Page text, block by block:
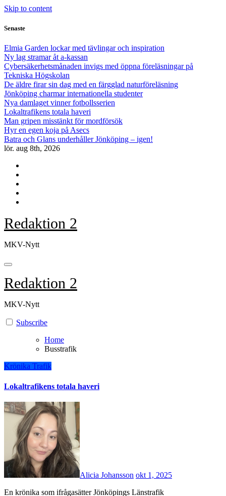
Skip to content
Senaste
Elmia Garden lockar med tävlingar och inspiration
Ny lag stramar åt a-kassan
Cybersäkerhetsmånaden invigs med öppna föreläsningar på
Tekniska Högskolan
De äldre firar sin dag med en färgglad naturföreläsning
Jönköping charmar internationella studenter
Nya damlaget vinner fotbollsserien
Lokaltrafikens totala haveri
Man gripen misstänkt för mordförsök
Hyr en egen koja på Asecs
Batra och Glans underhåller Jönköping – igen!
lör. aug 8th, 2026
Redaktion 2
MKV-Nytt
Redaktion 2
MKV-Nytt
Subscribe
Home
Busstrafik
Krönika Trafik
Lokaltrafikens totala haveri
Alicia Johansson okt 1, 2025
En krönika som ifrågasätter Jönköpings Länstrafik